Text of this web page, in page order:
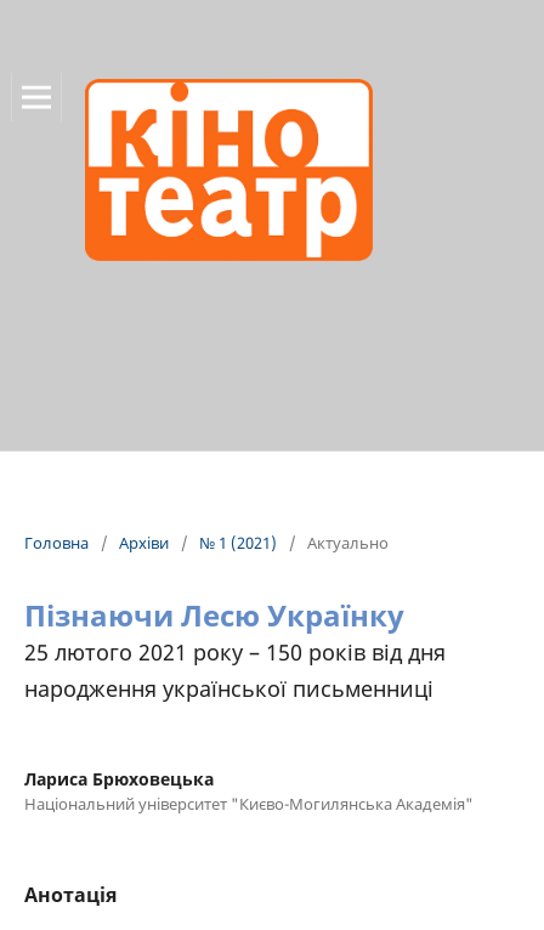
Головна / Архіви / № 1 (2021) / Актуально
Пізнаючи Лесю Українку
25 лютого 2021 року – 150 років від дня
народження української письменниці
Лариса Брюховецька
Національний університет "Києво-Могилянська Академія"
Анотація